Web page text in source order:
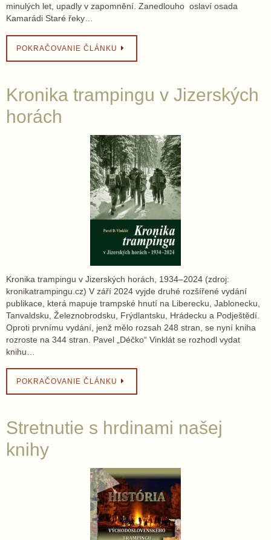
minulých let, upadly v zapomnění. Zanedlouho oslaví osada
Kamarádi Staré řeky…
POKRAČOVANIE ČLÁNKU
Kronika trampingu v Jizerských
horách
Kronika trampingu v Jizerských horách, 1934–2024 (zdroj:
kronikatrampingu.cz) V září 2024 vyjde druhé rozšířené vydání
publikace, která mapuje trampské hnutí na Liberecku, Jablonecku,
Tanvaldsku, Železnobrodsku, Frýdlantsku, Hrádecku a Podještědí.
Oproti prvnímu vydání, jenž mělo rozsah 248 stran, se nyní kniha
rozroste na 344 stran. Pavel „Déčko“ Vinklát se rozhodl vydat
knihu…
POKRAČOVANIE ČLÁNKU
Stretnutie s hrdinami našej
knihy